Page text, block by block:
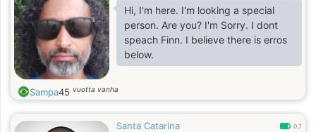
Hi, I'm here. I'm looking a special
person. Are you? I'm Sorry. I dont
speach Finn. I believe there is erros
below.
Sampa45 vuotta vanha
Santa Catarina 0.7